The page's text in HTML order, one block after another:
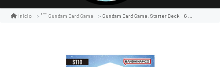
Inicio Gundam Card Game Gundam Card Game: Starter Deck - G Generation Eternal Generation Pulse [st10]